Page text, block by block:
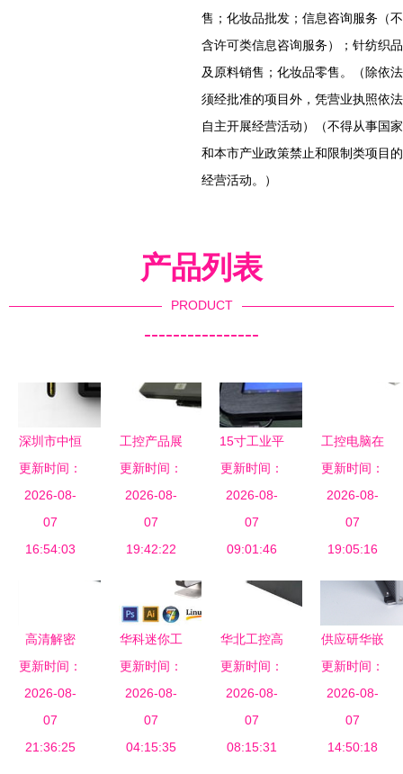
售；化妆品批发；信息咨询服务（不
含许可类信息咨询服务）；针纺织品
及原料销售；化妆品零售。（除依法
须经批准的项目外，凭营业执照依法
自主开展经营活动）（不得从事国家
和本市产业政策禁止和限制类项目的
经营活动。）
产品列表
PRODUCT
----------------
深圳市中恒
创世科技有
限公司工控
电脑产品列
表
更新时间：
2026-08-
07
16:54:03
工控产品展
示 工控电
脑的卓越表
现与应用
更新时间：
2026-08-
07
19:42:22
15寸工业平
板电脑 宽
温工控电脑
的理想替代
之选
更新时间：
2026-08-
07
09:01:46
工控电脑在
驾考培训中
的核心价值
与应用
更新时间：
2026-08-
07
19:05:16
高清解密
H110 OPS
电脑高清图
重现工控品
质
更新时间：
2026-08-
07
21:36:25
华科迷你工
控电脑小主
机 打造高
效云电脑与
工控解决方
更新时间：
2026-08-
07
04:15:35
华北工控高
性能嵌入式
计算机，为
智慧应急城
市系统建设
更新时间：
2026-08-
07
08:15:31
供应研华嵌
入式工控机
ARK3380
无风扇工业
上位机的技
更新时间：
2026-08-
07
14:50:18